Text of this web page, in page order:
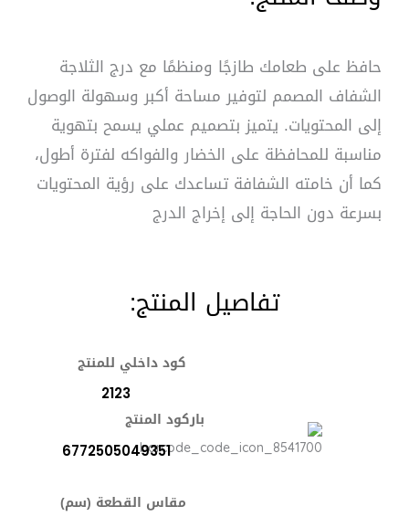
حافظ على طعامك طازجًا ومنظمًا مع درج الثلاجة
الشفاف المصمم لتوفير مساحة أكبر وسهولة الوصول
إلى المحتويات. يتميز بتصميم عملي يسمح بتهوية
مناسبة للمحافظة على الخضار والفواكه لفترة أطول،
كما أن خامته الشفافة تساعدك على رؤية المحتويات
بسرعة دون الحاجة إلى إخراج الدرج
تفاصيل المنتج:
كود داخلي للمنتج
2123
باركود المنتج
6772505049351
مقاس القطعة (سم)